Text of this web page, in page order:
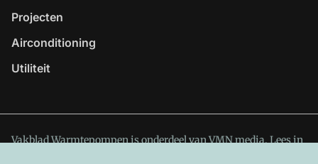
Projecten
Airconditioning
Utiliteit
Vakblad Warmtepompen is onderdeel van VMN media. Lees in